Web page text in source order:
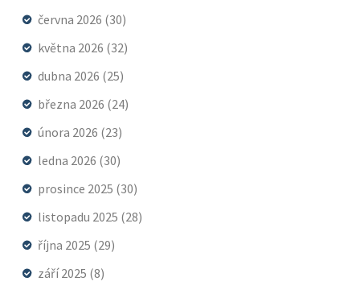
června 2026 (30)
května 2026 (32)
dubna 2026 (25)
března 2026 (24)
února 2026 (23)
ledna 2026 (30)
prosince 2025 (30)
listopadu 2025 (28)
října 2025 (29)
září 2025 (8)